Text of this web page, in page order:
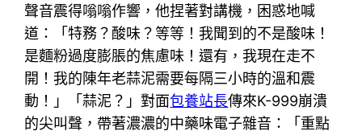
聲音震得嗡嗡作響，他捏著對講機，困惑地喊
道：「特務？酸味？等等！我聞到的不是酸味！
是麵粉過度膨脹的焦慮味！還有，我現在走不
開！我的陳年老蒜泥需要每隔三小時的溫和震
動！」「蒜泥？」對面包養站長傳來K-999崩潰
的尖叫聲，帶著濃濃的中藥味電子雜音：「重點